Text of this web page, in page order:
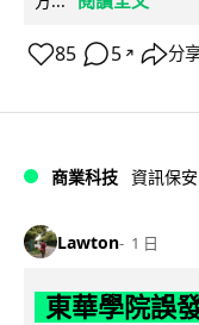
85 5 ↗ 分
商業科技 資訊保安
Lawton 1 日
東華學院誤